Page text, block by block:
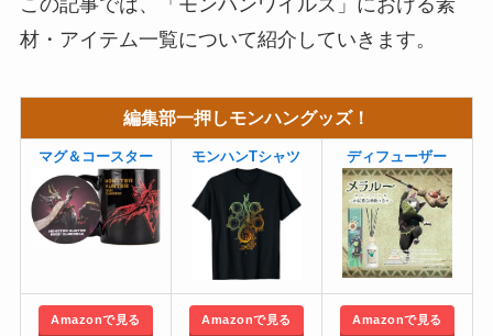
この記事では、「モンハンワイルズ」における素
材・アイテム一覧について紹介していきます。
編集部一押しモンハングッズ！
マグ＆コースター モンハンTシャツ ディフューザー
Amazonで見る Amazonで見る Amazonで見る